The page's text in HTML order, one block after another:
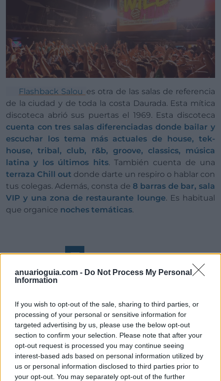
anuarioguia.com - Do Not Process My Personal
Information
If you wish to opt-out of the sale, sharing to third parties, or
processing of your personal or sensitive information for
targeted advertising by us, please use the below opt-out
section to confirm your selection. Please note that after your
opt-out request is processed you may continue seeing
interest-based ads based on personal information utilized by
us or personal information disclosed to third parties prior to
your opt-out. You may separately opt-out of the further
Flashback Salou es otra de las salas de referencia
de la ciudad y de toda la costa Daurada. Esta mítica
discoteca abrió sus puertas el 1969. Esta discoteca
cuenta con tres salas diferenciadas donde bailar y
escuchar los tema más actuales de house, tek-
house, tribal, club, r&b, groove, classics, música
latina y los últimos hits. También cuenta de una
terraza Chill out donde darte un respiro o hablar con
tus colegas. Además, consta de 8 barras de bar, sala
VIP y una zona de restaurante lounge. Es habitual
que organice noches temáticas.
E njoy Salou
Enjoy Salou
es una sala más pequeña y decorada
de forma moderna y divertida, consta conuna gran
pista de bailedonde podrás bailar losúltimos hits
comerciales. Durante las fiestas, losgogós de la
discoteca os deleitarán con actuaciones de máximo
nivel que hará que lo paséis de miedo.